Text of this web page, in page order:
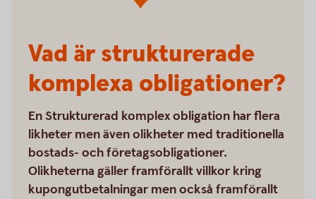
Vad är strukturerade
komplexa obligationer?
En Strukturerad komplex obligation har flera
likheter men även olikheter med traditionella
bostads- och företagsobligationer.
Olikheterna gäller framförallt villkor kring
kupongutbetalningar men också framförallt